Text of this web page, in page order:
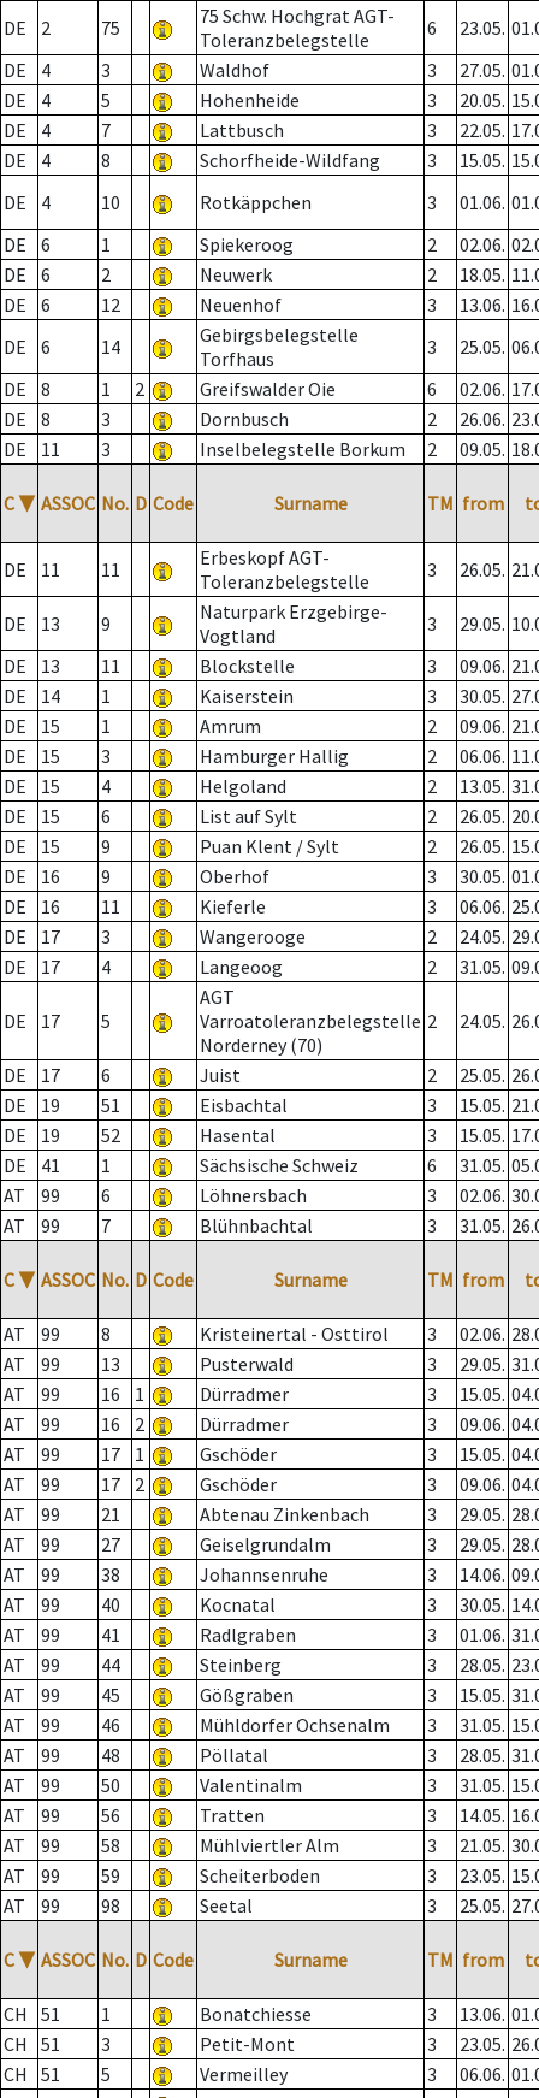
DE
2 75
75 Schw. Hochgrat AGT-
Toleranzbelegstelle
6 23.05.
DE
4 3 Waldhof 3 27.05.
DE
4 5 Hohenheide 3 20.05.
DE
4 7 Lattbusch 3 22.05.
DE
4 8 Schorfheide-Wildfang 3 15.05.
DE
4 10 Rotkäppchen 3 01.06.
DE
6 1 Spiekeroog 2 02.06.
DE
6 2 Neuwerk 2 18.05.
DE
6 12 Neuenhof 3 13.06.
DE
6 14
Gebirgsbelegstelle
Torfhaus
3 25.05.
DE
8 1 2 Greifswalder Oie 6 02.06.
DE
8 3 Dornbusch 2 26.06.
DE
11 3 Inselbelegstelle Borkum 2 09.05.
C ▼ ASSOC No. D Code Surname TM from
DE 11 11
Erbeskopf AGT-
Toleranzbelegstelle
3 26.05.
DE 13 9
Naturpark Erzgebirge-
Vogtland
3 29.05.
DE
13 11 Blockstelle 3 09.06.
DE
14 1 Kaiserstein 3 30.05.
DE
15 1 Amrum 2 09.06.
DE
15 3 Hamburger Hallig 2 06.06.
DE
15 4 Helgoland 2 13.05.
DE
15 6 List auf Sylt 2 26.05.
DE
15 9 Puan Klent / Sylt 2 26.05.
DE
16 9 Oberhof 3 30.05.
DE
16 11 Kieferle 3 06.06.
DE
17 3 Wangerooge 2 24.05.
DE
17 4 Langeoog 2 31.05.
DE 17 5
AGT
Varroatoleranzbelegstelle
Norderney (70)
2 24.05.
DE 17 6 Juist 2 25.05.
DE
19 51 Eisbachtal 3 15.05.
DE
19 52 Hasental 3 15.05.
DE
41 1 Sächsische Schweiz 6 31.05.
AT
99 6 Löhnersbach 3 02.06.
AT
99 7 Blühnbachtal 3 31.05.
C ▼ ASSOC No. D Code Surname TM from
AT 99 8 Kristeinertal - Osttirol 3 02.06.
AT
99 13 Pusterwald 3 29.05.
AT
99 16 1 Dürradmer 3 15.05.
AT
99 16 2 Dürradmer 3 09.06.
AT
99 17 1 Gschöder 3 15.05.
AT
99 17 2 Gschöder 3 09.06.
AT
99 21 Abtenau Zinkenbach 3 29.05.
AT
99 27 Geiselgrundalm 3 29.05.
AT
99 38 Johannsenruhe 3 14.06.
AT
99 40 Kocnatal 3 30.05.
AT
99 41 Radlgraben 3 01.06.
AT
99 44 Steinberg 3 28.05.
AT
99 45 Gößgraben 3 15.05.
AT
99 46 Mühldorfer Ochsenalm 3 31.05.
AT
99 48 Pöllatal 3 28.05.
AT
99 50 Valentinalm 3 31.05.
AT
99 56 Tratten 3 14.05.
AT
99 58 Mühlviertler Alm 3 21.05.
AT
99 59 Scheiterboden 3 23.05.
AT
99 98 Seetal 3 25.05.
C ▼ ASSOC No. D Code Surname TM from
CH 51 1 Bonatchiesse 3 13.06.
CH
51 3 Petit-Mont 3 23.05.
CH
51 5 Vermeilley 3 06.06.